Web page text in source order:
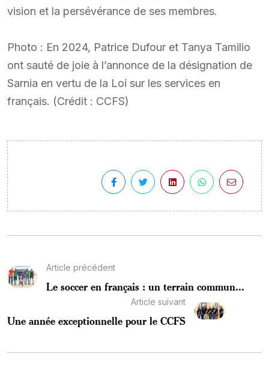
vision et la persévérance de ses membres.
Photo : En 2024, Patrice Dufour et Tanya Tamilio
ont sauté de joie à l’annonce de la désignation de
Sarnia en vertu de la Loi sur les services en
français. (Crédit : CCFS)
Article précédent
Le soccer en français : un terrain commun...
Article suivant
Une année exceptionnelle pour le CCFS